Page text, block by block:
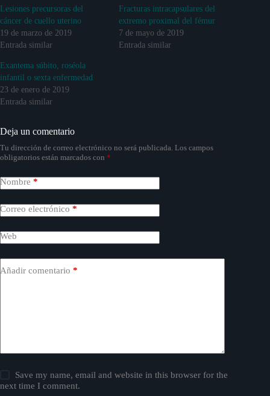
Lesiones precursoras del
cáncer de cuello uterino
19 de marzo de 2019
Entrada similar
Fracturas intracapsulares del
extremo proximal del fémur
7 de mayo de 2019
Entrada similar
Exantema súbito, roséola
infantil o sexta enfermedad
23 de enero de 2019
Entrada similar
Deja un comentario
Tu dirección de correo electrónico no será publicada. Los campos
obligatorios están marcados con *
Nombre *
Correo electrónico *
Web
Añadir comentario *
Save my name, email and website in this browser for the
next time I comment.